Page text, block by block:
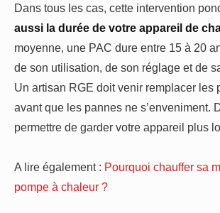
Dans tous les cas, cette intervention
aussi la durée de votre appareil de
moyenne, une PAC dure entre 15 à 20
de son utilisation, de son réglage et de
Un artisan RGE doit venir remplacer les
avant que les pannes ne s’enveniment.
permettre de garder votre appareil plus
A lire également : Pourquoi chauffer sa
pompe à chaleur ?